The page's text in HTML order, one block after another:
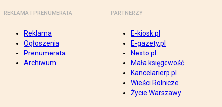
REKLAMA I PRENUMERATA
Reklama
Ogłoszenia
Prenumerata
Archiwum
PARTNERZY
E-kiosk.pl
E-gazety.pl
Nexto.pl
Mała księgowość
Kancelarierp.pl
Wieści Rolnicze
Życie Warszawy